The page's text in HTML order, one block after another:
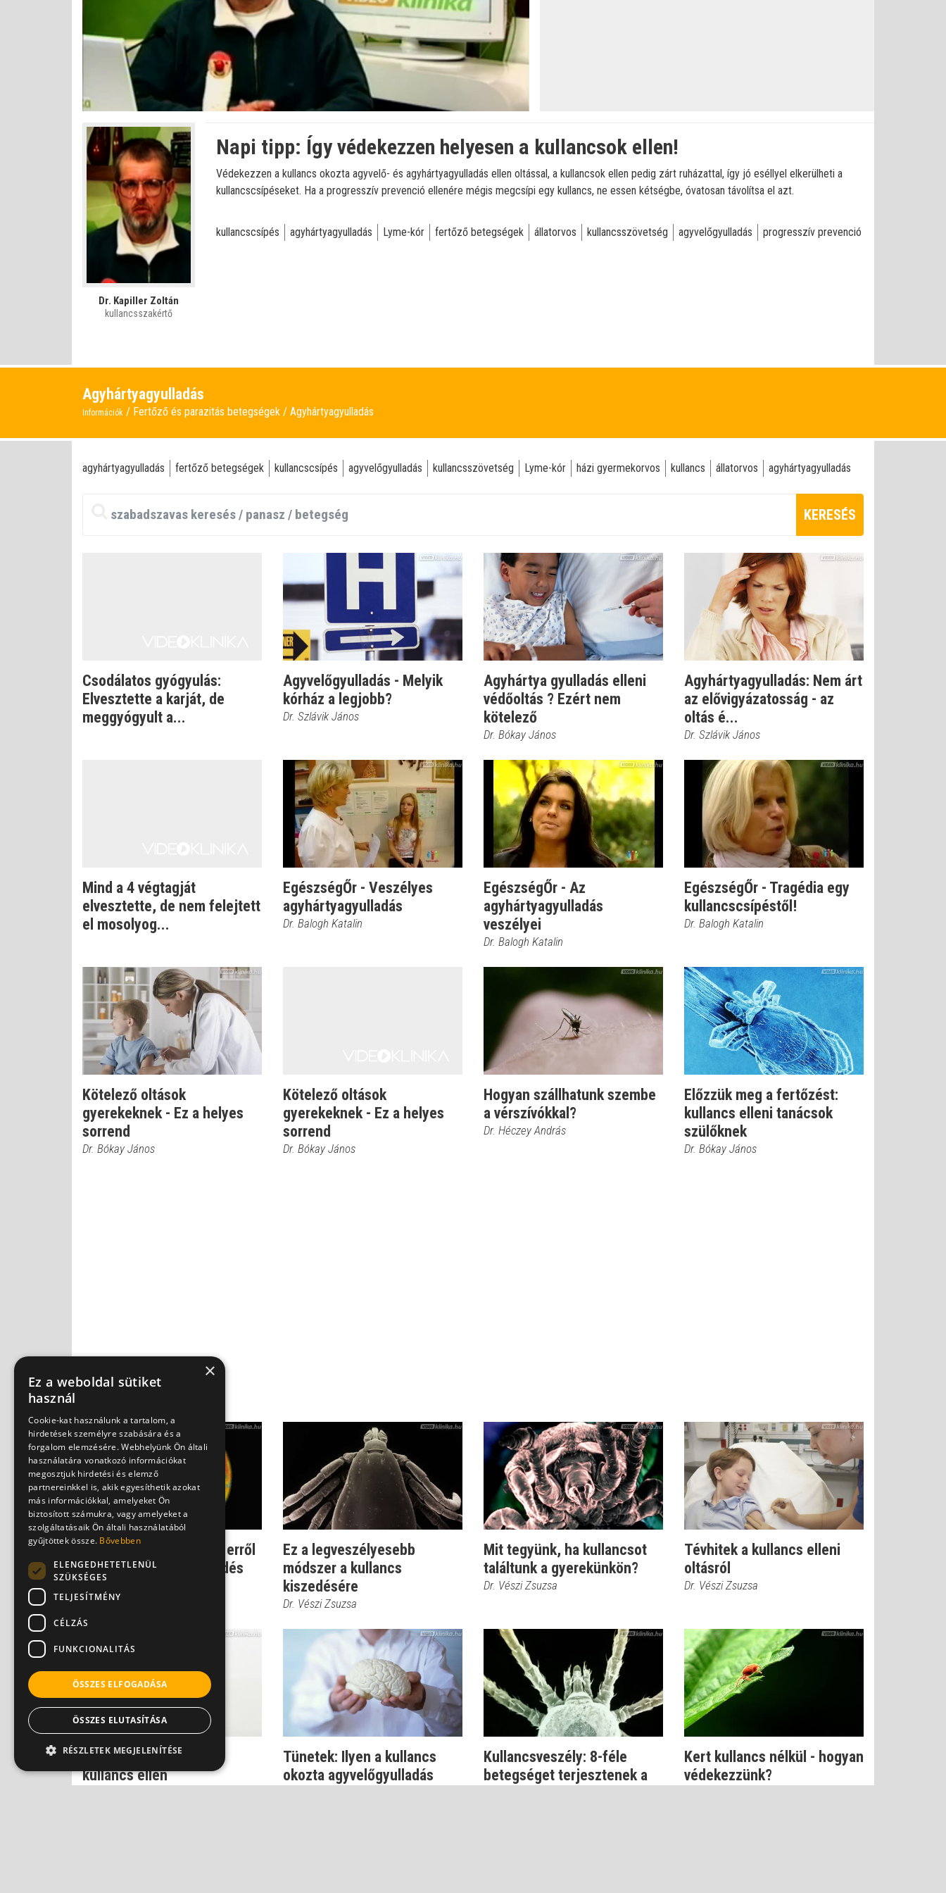
Némítás
kikapcsolva
Betöltve
0%
Állapot :
0%
Dr. Kapiller Zoltán
kullancsszakértő
Napi tipp: Így védekezzen helyesen a kullancsok ellen!
Védekezzen a kullancs okozta agyvelő- és agyhártyagyulladás ellen oltással, a kullancsok ellen pedig zárt ruházattal, így jó eséllyel elkerülheti a
kullancscsípéseket. Ha a progresszív prevenció ellenére mégis megcsípi egy kullancs, ne essen kétségbe, óvatosan távolítsa el azt.
kullancscsípés agyhártyagyulladás Lyme-kór fertőző betegségek állatorvos kullancsszövetség agyvelőgyulladás progresszív prevenció
Agyhártyagyulladás
Információk Fertőző és parazitás betegségek Agyhártyagyulladás
agyhártyagyulladás fertőző betegségek kullancscsípés agyvelőgyulladás kullancsszövetség Lyme-kór házi gyermekorvos kullancs állatorvos agyhártyagyulladás
KERESÉS
Csodálatos gyógyulás:
Elvesztette a karját, de
meggyógyult a...
Agyvelőgyulladás - Melyik
kórház a legjobb?
Dr. Szlávik János
Agyhártya gyulladás elleni
védőoltás ? Ezért nem
kötelező
Dr. Bókay János
Agyhártyagyulladás: Nem árt
az elővigyázatosság - az
oltás é...
Dr. Szlávik János
Mind a 4 végtagját
elvesztette, de nem felejtett
el mosolyog...
EgészségŐr - Veszélyes
agyhártyagyulladás
Dr. Balogh Katalin
EgészségŐr - Az
agyhártyagyulladás
veszélyei
Dr. Balogh Katalin
EgészségŐr - Tragédia egy
kullancscsípéstől!
Dr. Balogh Katalin
Kötelező oltások
gyerekeknek - Ez a helyes
sorrend
Dr. Bókay János
Kötelező oltások
gyerekeknek - Ez a helyes
sorrend
Dr. Bókay János
Hogyan szállhatunk szembe
a vérszívókkal?
Dr. Héczey András
Előzzük meg a fertőzést:
kullancs elleni tanácsok
szülőknek
Dr. Bókay János
Egyre több a kullancs - erről
is a globális felmelegedés
teh...
Dr. Szlávik János
Ez a legveszélyesebb
módszer a kullancs
kiszedésére
Dr. Vészi Zsuzsa
Mit tegyünk, ha kullancsot
találtunk a gyerekünkön?
Dr. Vészi Zsuzsa
Tévhitek a kullancs elleni
oltásról
Dr. Vészi Zsuzsa
Ez a leggyorsabb oltás
kullancs ellen
Tünetek: Ilyen a kullancs
okozta agyvelőgyulladás
Kullancsveszély: 8-féle
betegséget terjesztenek a
Kert kullancs nélkül - hogyan
védekezzünk?
×
Ez a weboldal sütiket
használ
Cookie-kat használunk a tartalom, a
hirdetések személyre szabására és a
forgalom elemzésére. Webhelyünk Ön általi
használatára vonatkozó információkat
megosztjuk hirdetési és elemző
partnereinkkel is, akik egyesíthetik azokat
más információkkal, amelyeket Ön
biztosított számukra, vagy amelyeket a
szolgáltatásaik Ön általi használatából
gyűjtöttek össze. Bővebben
ELENGEDHETETLENÜL
SZÜKSÉGES
TELJESÍTMÉNY
CÉLZÁS
FUNKCIONALITÁS
ÖSSZES ELFOGADÁSA
ÖSSZES ELUTASÍTÁSA
RÉSZLETEK MEGJELENÍTÉSE